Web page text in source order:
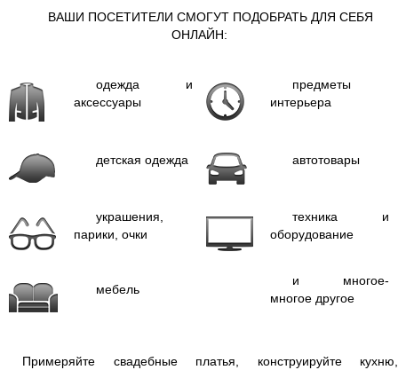
ВАШИ ПОСЕТИТЕЛИ СМОГУТ ПОДОБРАТЬ ДЛЯ СЕБЯ
ОНЛАЙН:
одежда и
аксессуары
предметы
интерьера
детская одежда автотовары
украшения,
парики, очки
техника и
оборудование
мебель
и многое-
многое другое
Примеряйте свадебные платья, конструируйте кухню,